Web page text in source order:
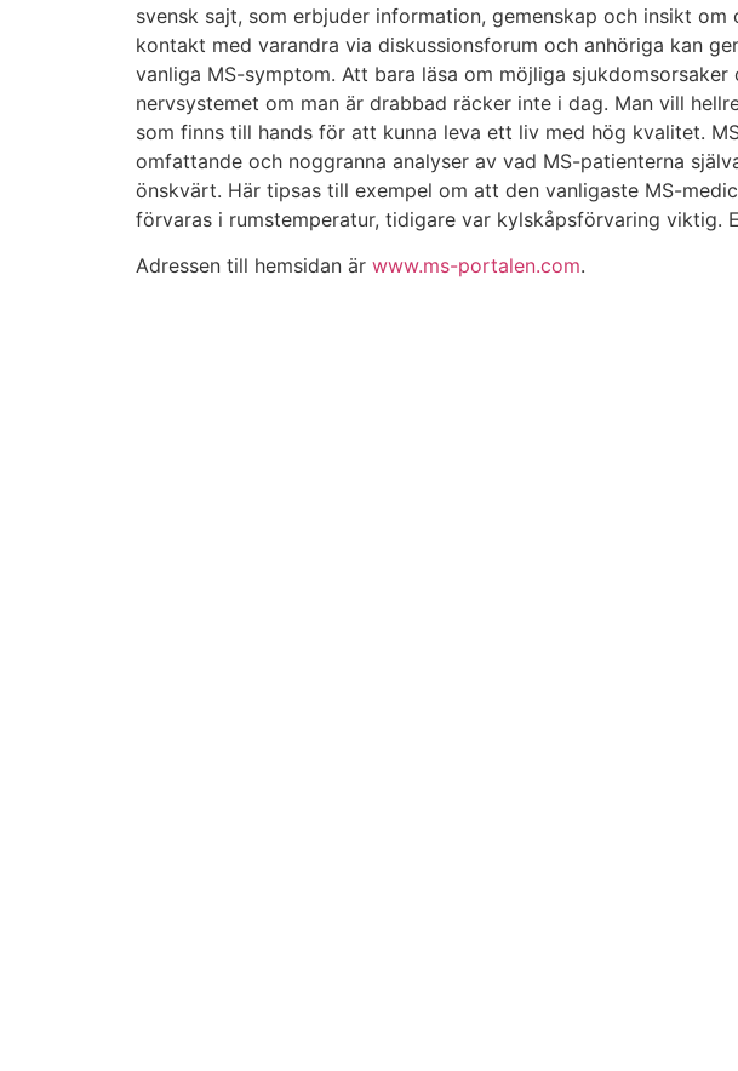
svensk sajt, som erbjuder information, gemenskap och insikt om
kontakt med varandra via diskussionsforum och anhöriga kan
vanliga MS-symptom. Att bara läsa om möjliga
nervsystemet om man är drabbad räcker inte i dag. Man vill
som finns till hands för att kunna leva ett liv med hög kvalitet.
omfattande och noggranna analyser av vad MS-patienterna
önskvärt. Här tipsas till exempel om att den vanligaste MS-
förvaras i rumstemperatur, tidigare var kylskåpsförvaring viktig.
Adressen till hemsidan är www.ms-portalen.com.